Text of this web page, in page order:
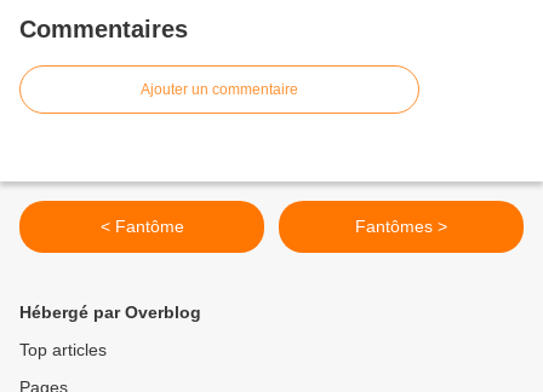
Commentaires
Ajouter un commentaire
< Fantôme Fantômes >
Hébergé par Overblog
Top articles
Pages